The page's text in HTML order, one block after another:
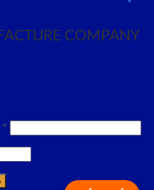
COMPANY
*